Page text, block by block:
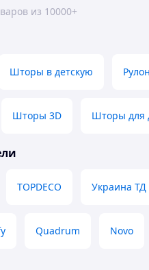
из 10000+
Шторы в детскую
Шторы 3D Шторы для
TOPDECO Украина ТД
Quadrum Novo